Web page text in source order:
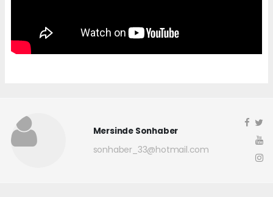
Mersinde Sonhaber
sonhaber_33@hotmail.com